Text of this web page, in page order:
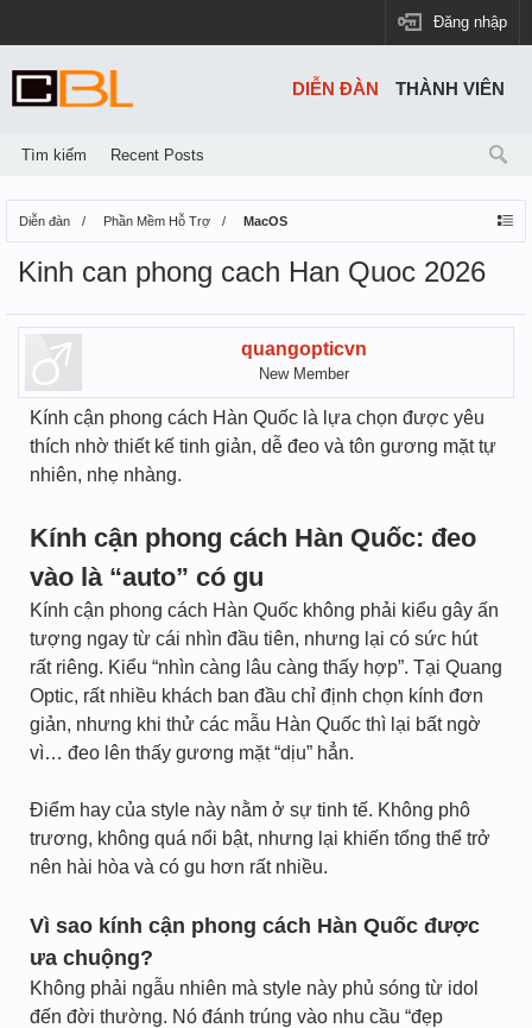
Đăng nhập
Diễn đàn Phần Mềm Hỗ Trợ MacOS
Kinh can phong cach Han Quoc 2026
quangopticvn
New Member
Kính cận phong cách Hàn Quốc là lựa chọn được yêu
thích nhờ thiết kế tinh giản, dễ đeo và tôn gương mặt tự
nhiên, nhẹ nhàng.
Kính cận phong cách Hàn Quốc: đeo
vào là “auto” có gu
Kính cận phong cách Hàn Quốc không phải kiểu gây ấn
tượng ngay từ cái nhìn đầu tiên, nhưng lại có sức hút
rất riêng. Kiểu “nhìn càng lâu càng thấy hợp”. Tại Quang
Optic, rất nhiều khách ban đầu chỉ định chọn kính đơn
giản, nhưng khi thử các mẫu Hàn Quốc thì lại bất ngờ
vì… đeo lên thấy gương mặt “dịu” hẳn.
Điểm hay của style này nằm ở sự tinh tế. Không phô
trương, không quá nổi bật, nhưng lại khiến tổng thể trở
nên hài hòa và có gu hơn rất nhiều.
Vì sao kính cận phong cách Hàn Quốc được
ưa chuộng?
Không phải ngẫu nhiên mà style này phủ sóng từ idol
đến đời thường. Nó đánh trúng vào nhu cầu “đẹp
DIỄN ĐÀN
Tìm kiếm Recent Posts
THÀNH VIÊN